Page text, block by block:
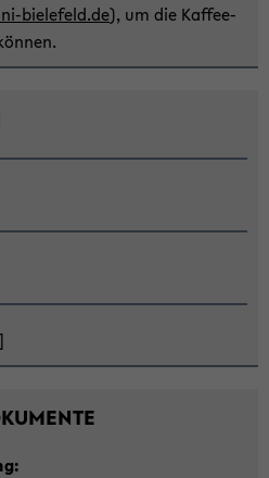
​bielefeld.de), um die Kaf­fee­
]